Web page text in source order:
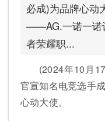
必成)为品牌心动
——AG.一诺一诺
者荣耀职...
(2024年10月
官宣知名电竞选手
心动大使。